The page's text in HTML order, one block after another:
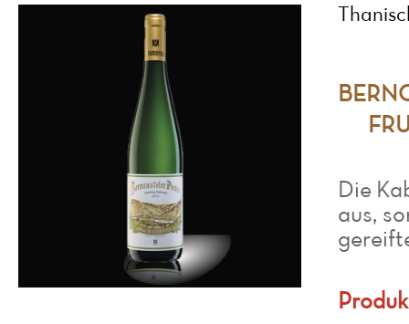
Die
aus,